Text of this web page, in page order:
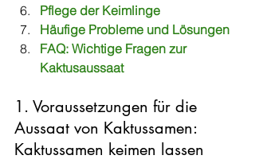
Pflege der Keimlinge
Häufige Probleme und Lösungen
FAQ: Wichtige Fragen zur
Kaktusaussaat
1. Voraussetzungen für die
Aussaat von Kaktussamen:
Kaktussamen keimen lassen